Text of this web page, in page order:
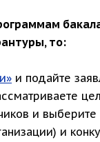
то:
и подайте
и
и